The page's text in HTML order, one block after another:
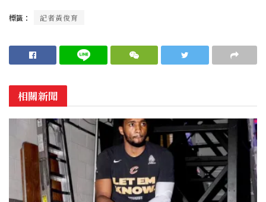
標籤： 記者黃俊育
相關新聞